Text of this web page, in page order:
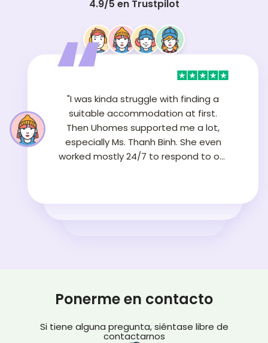
4.9/5 en Trustpilot
"Almaas was very supportive and
patient all the way. I totally forgot I
reached out to her about a room but
she kept updating me even on
weekends and late at night. Thank
Ponerme en contacto
Si tiene alguna pregunta, siéntase libre de
contactarnos